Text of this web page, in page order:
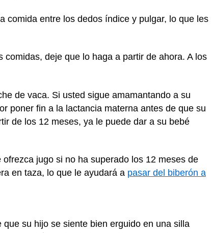
comida entre los dedos índice y pulgar, lo que les
deje que lo haga a partir de ahora. A los
de vaca. Si usted sigue amamantando a su
poner fin a la lactancia materna antes de que su
de los 12 meses, ya le puede dar a su bebé
jugo si no ha superado los 12 meses de
en taza, lo que le ayudará a pasar del biberón a
su hijo se siente bien erguido en una silla